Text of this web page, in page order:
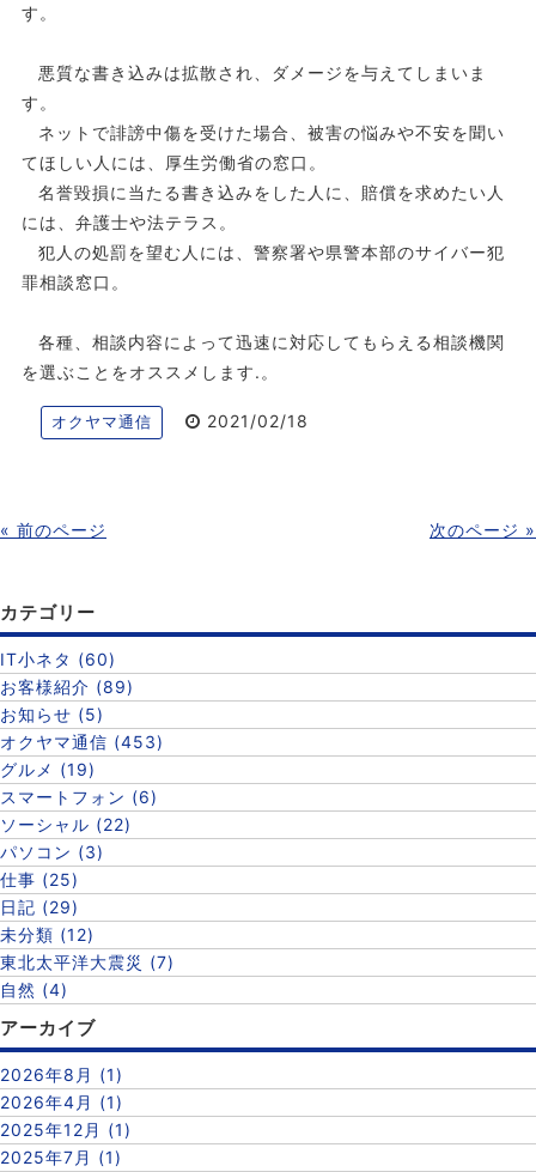
す。
悪質な書き込みは拡散され、ダメージを与えてしまいま
す。
ネットで誹謗中傷を受けた場合、被害の悩みや不安を聞い
てほしい人には、厚生労働省の窓口。
名誉毀損に当たる書き込みをした人に、賠償を求めたい人
には、弁護士や法テラス。
犯人の処罰を望む人には、警察署や県警本部のサイバー犯
罪相談窓口。
各種、相談内容によって迅速に対応してもらえる相談機関
を選ぶことをオススメします.。
オクヤマ通信 2021/02/18
« 前のページ 次のページ »
カテゴリー
IT小ネタ (60)
お客様紹介 (89)
お知らせ (5)
オクヤマ通信 (453)
グルメ (19)
スマートフォン (6)
ソーシャル (22)
パソコン (3)
仕事 (25)
日記 (29)
未分類 (12)
東北太平洋大震災 (7)
自然 (4)
アーカイブ
2026年8月 (1)
2026年4月 (1)
2025年12月 (1)
2025年7月 (1)